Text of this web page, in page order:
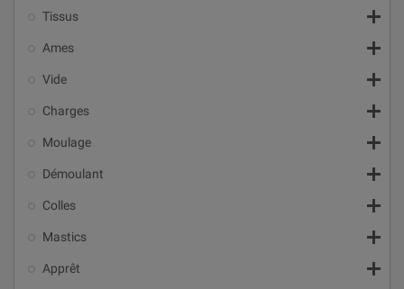
Tissus 
Ames 
Vide 
Charges 
Moulage 
Démoulant 
Colles 
Mastics 
Apprêt 